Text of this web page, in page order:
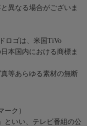
異なる場合がございま
ロゴは、米国TiVo
本国内における商標ま
等あらゆる素材の無断
ーク）
といい、テレビ番組の公